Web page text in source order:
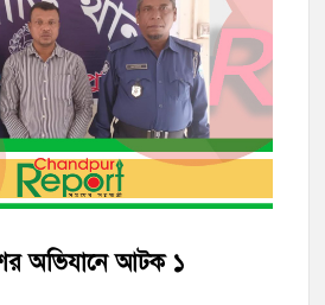
অভিযোগে কেয়ারটেকার আটক
উবিতে জুলাই গণঅভ্যুত্থান দিবস পালন
হাই স্কুল অ্যান্ড কলেজে ‘জুলাই
অভিযানে আটক ১